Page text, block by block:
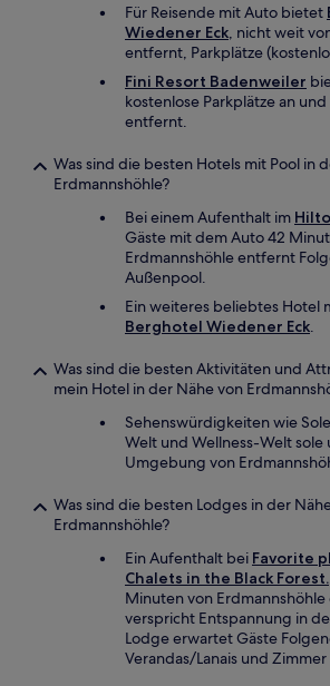
Für Reisende mit Auto bietet
Wiedener Eck, nicht weit
entfernt, Parkplätze
Fini Resort Badenweiler
kostenlose Parkplätze an
entfernt.
Was sind die besten Hotels mit Pool in
Erdmannshöhle?
Bei einem Aufenthalt im
Gäste mit dem Auto 42
Erdmannshöhle entfernt
Außenpool.
Ein weiteres beliebtes Hotel
Berghotel Wiedener Eck.
Was sind die besten Aktivitäten und
mein Hotel in der Nähe von
Sehenswürdigkeiten wie
Welt und Wellness-Welt sole
Umgebung von
Was sind die besten Lodges in der
Erdmannshöhle?
Ein Aufenthalt bei Favorite
Chalets in the Black Forest.
Minuten von
verspricht Entspannung in
Lodge erwartet Gäste
Verandas/Lanais und